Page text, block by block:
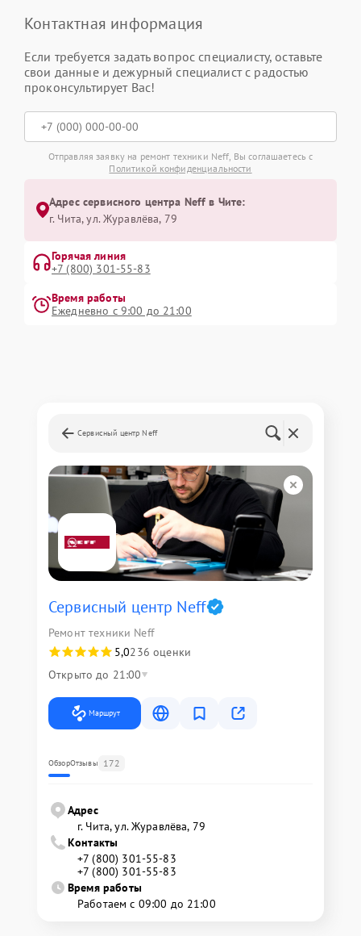
Контактная информация
Если требуется задать вопрос специалисту, оставьте
свои данные и дежурный специалист с радостью
проконсультирует Вас!
Отправляя заявку на ремонт техники Neff, Вы соглашаетесь с
Политикой конфиденциальности
Адрес сервисного центра Neff в Чите:
г. Чита, ул. Журавлёва, 79
Горячая линия
+7 (800) 301-55-83
Время работы
Ежедневно с 9:00 до 21:00
Сервисный центр Neff
Сервисный центр Neff
Ремонт техники Neff
5,0236 оценки
Открыто до 21:00
Маршрут
ОбзорОтзывы 172
Адрес
г. Чита, ул. Журавлёва, 79
Контакты
+7 (800) 301-55-83
+7 (800) 301-55-83
Время работы
Работаем с 09:00 до 21:00